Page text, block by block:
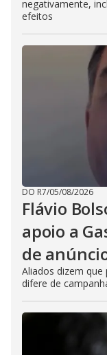
negativamente,
efeitos
DO R7/05/08/2026
Flávio
apoio a
de
Aliados dizem
difere de